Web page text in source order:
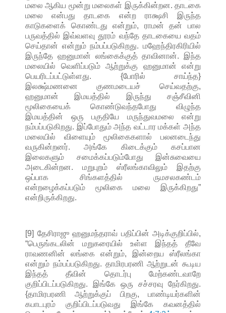
மலை ஆகிய மூன்று மலைகள் இருக்கின்றன. தாடகை
மலை என்பது தாடகை என்ற ராக்ஷசி இருந்த
காடுகளைக் கொண்டது என்றும், ராமன் தன் பால
பருவத்தில் இவ்வளவு தூரம் வந்தே தாடகையை வதம்
செய்தான் என்றும் நம்பப்படுகிறது. மஹேந்திரகிரியில்
இருந்தே ஹனுமான் லங்கைக்குத் தாவினான். இந்த
மலையில் வெளிப்படும் ஆற்றுக்கு ஹனுமான் என்று
பெயரிடப்பட்டுள்ளது. {போரில் சாய்ந்த}
இலக்ஷ்மணனை குணமடையச் செய்வதற்கு,
ஹனுமான் இமயத்தில் இருந்து சஞ்சீவினி
மூலிகையைக் கொண்டுவந்தபோது விழுந்த
இமயத்தின் ஒரு பகுதியே மருந்துவமலை என்று
நம்பப்படுகிறது. இப்போதும் அந்த வட்டார மக்கள் அந்த
மலையில் விளையும் மூலிகைகளால் பலனடைந்து
வருகின்றனர். அங்கே கிடைக்கும் கசப்பான
இலைகளும் சமைக்கப்படும்போது இன்சுவையை
அடைகின்றன. மறுபுறம் ஸ்ரீலங்காவிலும் இதற்கு
ஒப்பாக சிங்களத்தில் ருமசலகண்டம்
என்றழைக்கப்படும் மூலிகை மலை இருக்கிறது”
என்றிருக்கிறது.
[9] தேசிராஜு ஹனுமந்தராவ் பதிப்பின் அடிக்குறிப்பில்,
“பெருங்கடலின் மறுகரையில் உள்ள இந்தத் தீவே
ராவணனின் லங்கை என்றும், இன்றைய ஸ்ரீலங்கா
என்றும் நம்பப்படுகிறது. தாமிரபரணி ஆற்றுடன் கூடிய
இந்தத் தீவின் தொடர்பு மேற்கண்டவாறே
குறிப்பிடப்படுகிறது. இங்கே ஒரு சச்சரவு நேர்கிறது.
{தாமிரபரணி ஆற்றுக்குப் பிறகு, பாண்டியர்களின்
கபாடபுரம் குறிப்பிடப்படுவது இங்கே கவனத்தில்